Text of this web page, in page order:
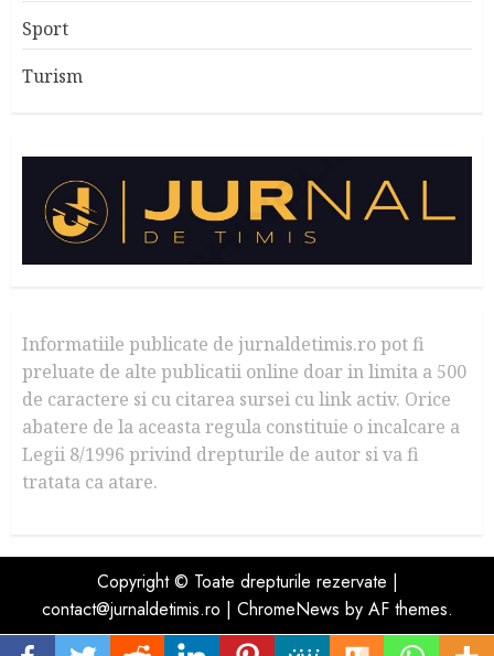
Sport
Turism
Informatiile publicate de jurnaldetimis.ro pot fi
preluate de alte publicatii online doar in limita a 500
de caractere si cu citarea sursei cu link activ. Orice
abatere de la aceasta regula constituie o incalcare a
Legii 8/1996 privind drepturile de autor si va fi
tratata ca atare.
Copyright © Toate drepturile rezervate |
contact@jurnaldetimis.ro | ChromeNews by AF themes.